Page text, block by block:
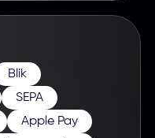
Blik
SEPA
Apple Pay